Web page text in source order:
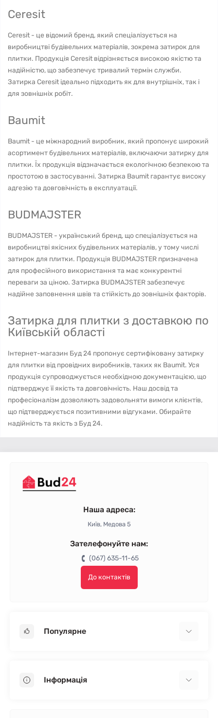
Ceresit
Ceresit - це відомий бренд, який спеціалізується на
виробництві будівельних матеріалів, зокрема затирок для
плитки. Продукція Ceresit відрізняється високою якістю та
надійністю, що забезпечує тривалий термін служби.
Затирка Ceresit ідеально підходить як для внутрішніх, так і
для зовнішніх робіт.
Baumit
Baumit - це міжнародний виробник, який пропонує широкий
асортимент будівельних матеріалів, включаючи затирку для
плитки. Їх продукція відзначається екологічною безпекою та
простотою в застосуванні. Затирка Baumit гарантує високу
адгезію та довговічність в експлуатації.
BUDMAJSTER
BUDMAJSTER - український бренд, що спеціалізується на
виробництві якісних будівельних матеріалів, у тому числі
затирок для плитки. Продукція BUDMAJSTER призначена
для професійного використання та має конкурентні
переваги за ціною. Затирка BUDMAJSTER забезпечує
надійне заповнення швів та стійкість до зовнішніх факторів.
Затирка для плитки з доставкою по
Київській області
Інтернет-магазин Буд 24 пропонує сертифіковану затирку
для плитки від провідних виробників, таких як Baumit. Уся
продукція супроводжується необхідною документацією, що
підтверджує її якість та довговічність. Наш досвід та
професіоналізм дозволяють задовольняти вимоги клієнтів,
що підтверджується позитивними відгуками. Обирайте
надійність та якість з Буд 24.
Наша адреса:
Київ, Медова 5
Зателефонуйте нам:
(067) 635-11-65
До контактів
Популярне
Пінопласт
Інформація